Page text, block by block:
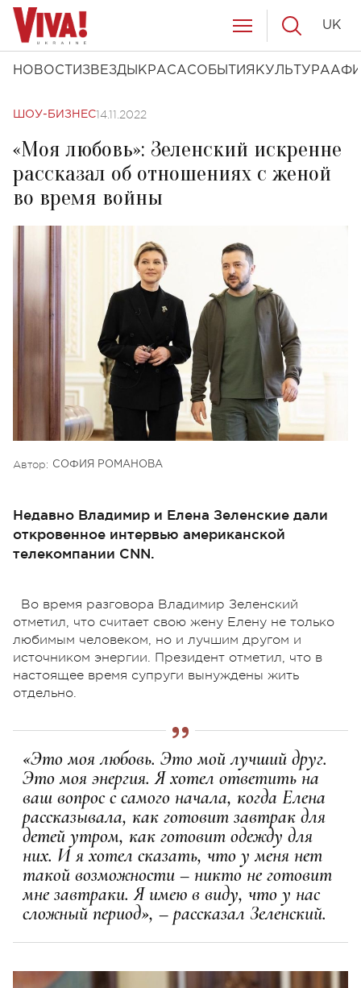
НОВОСТИ ЗВЕЗДЫ КРАСАСОБЫТИЯ КУЛЬТУРА
UK
ШОУ-БИЗНЕС14.11.2022
«Моя любовь»: Зеленский искренне
рассказал об отношениях с женой
во время войны
Автор: СОФИЯ РОМАНОВА
Недавно Владимир и Елена Зеленские дали
откровенное интервью американской
телекомпании CNN.
Во время разговора Владимир Зеленский
отметил, что считает свою жену Елену не только
любимым человеком, но и лучшим другом и
источником энергии. Президент отметил, что в
настоящее время супруги вынуждены жить
отдельно.
«Это моя любовь. Это мой лучший друг.
Это моя энергия. Я хотел ответить на
ваш вопрос с самого начала, когда Елена
рассказывала, как готовит завтрак для
детей утром, как готовит одежду для
них. И я хотел сказать, что у меня нет
такой возможности – никто не готовит
мне завтраки. Я имею в виду, что у нас
сложный период», – рассказал Зеленский.